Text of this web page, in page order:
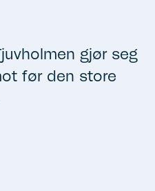
gjør seg
før den store